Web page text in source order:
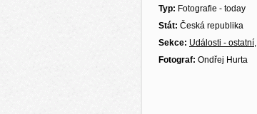
Typ: Fotografie - today
Stát: Česká republika
Sekce: Události - ostatní,
Fotograf: Ondřej Hurta